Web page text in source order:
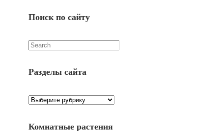
(optional)Поиск по сайту
Искать:
Разделы сайта
Разделы
Комнатные растения